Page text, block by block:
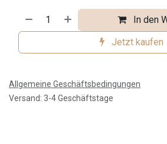
In den
Jetzt kaufen
Allgemeine Geschäftsbedingungen
Versand: 3-4 Geschäftstage